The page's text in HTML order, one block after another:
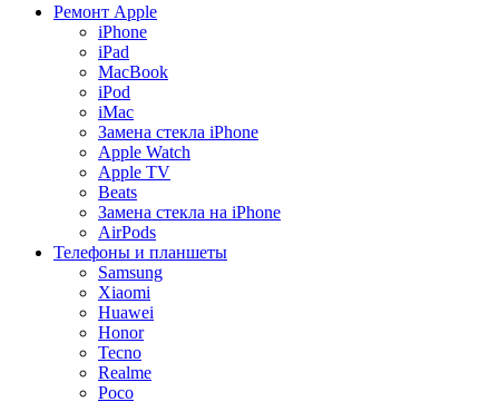
Ремонт Apple
iPhone
iPad
MacBook
iPod
iMac
Замена стекла iPhone
Apple Watch
Apple TV
Beats
Замена стекла на iPhone
AirPods
Телефоны и планшеты
Samsung
Xiaomi
Huawei
Honor
Tecno
Realme
Poco